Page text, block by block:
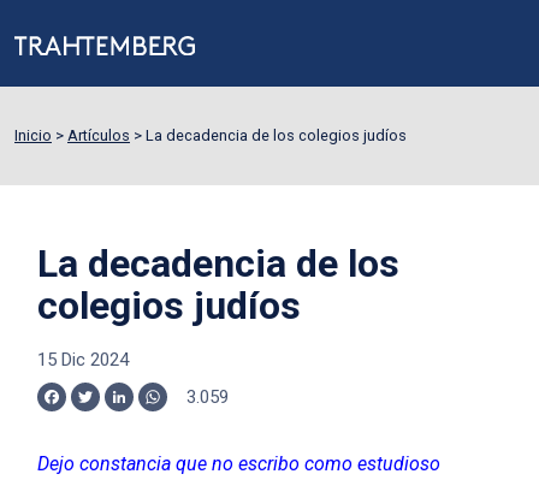
Inicio > Artículos > La decadencia de los colegios judíos
La decadencia de los
colegios judíos
15 Dic 2024
Facebook
TwitterLinkedInWhatsApp
3.059
Dejo constancia que no escribo como estudioso